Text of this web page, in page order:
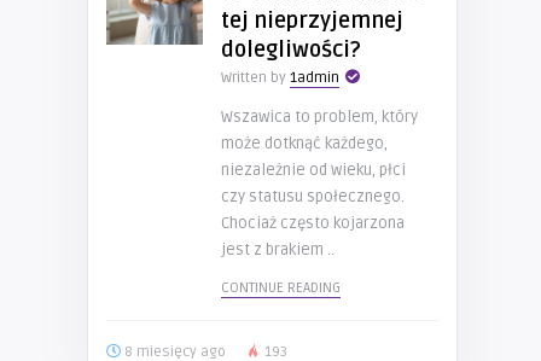
tej nieprzyjemnej
dolegliwości?
Written by 1admin
Wszawica to problem, który
może dotknąć każdego,
niezależnie od wieku, płci
czy statusu społecznego.
Chociaż często kojarzona
jest z brakiem ..
CONTINUE READING
8 miesięcy ago 193